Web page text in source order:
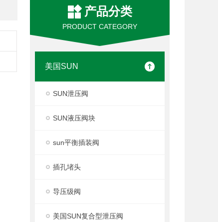
产品分类
PRODUCT CATEGORY
美国SUN
SUN泄压阀
SUN液压阀块
sun平衡插装阀
插孔堵头
导压级阀
美国SUN复合型泄压阀